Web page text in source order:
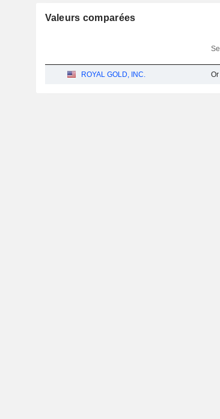
Valeurs comparées
ROYAL GOLD, INC.